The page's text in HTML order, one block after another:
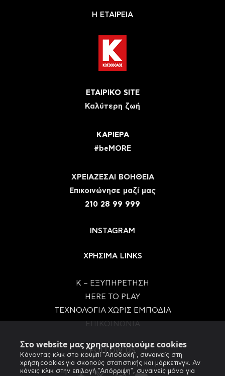
Στο website μας χρησιμοποιούμε cookies
Κάνοντας κλικ στο κουμπί "Αποδοχή", συναινείς στη
χρήση cookies για σκοπούς στατιστικής και μάρκετινγκ. Αν
κάνεις κλικ στην επιλογή "Απόρριψη", συναινείς μόνο για
Η ΕΤΑΙΡΕΙΑ
ΕΤΑΙΡΙΚΟ SITE
Καλύτερη ζωή
ΚΑΡΙΕΡΑ
#beMORE
ΧΡΕΙΑΖΕΣΑΙ ΒΟΗΘΕΙΑ
Eπικοινώνησε μαζί μας
210 28 99 999
INSTAGRAM
ΧΡΗΣΙΜΑ LINKS
Κ – ΕΞΥΠΗΡΕΤΗΣΗ
HERE TO PLAY
ΤΕΧΝΟΛΟΓΙΑ ΧΩΡΙΣ ΕΜΠΟΔΙΑ
FOLLOW US